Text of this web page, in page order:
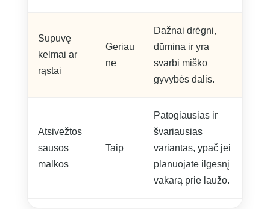
Supuvę
kelmai ar
rąstai
Geriau
ne
Dažnai drėgni,
dūmina ir yra
svarbi miško
gyvybės dalis.
Atsivežtos
sausos
malkos
Taip
Patogiausias ir
švariausias
variantas, ypač jei
planuojate ilgesnį
vakarą prie laužo.